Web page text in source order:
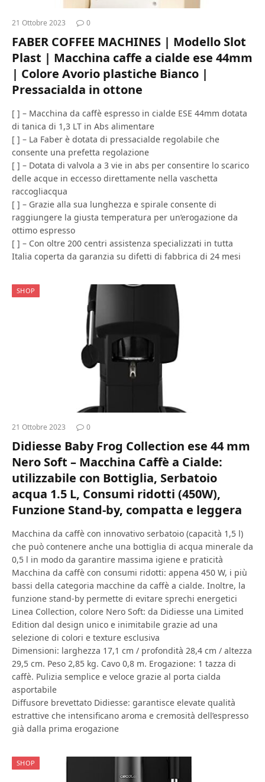
21 Ottobre 2023 0
FABER COFFEE MACHINES | Modello Slot
Plast | Macchina caffe a cialde ese 44mm
| Colore Avorio plastiche Bianco |
Pressacialda in ottone
[ ] – Macchina da caffè espresso in cialde ESE 44mm dotata
di tanica di 1,3 LT in Abs alimentare
[ ] – La Faber è dotata di pressacialde regolabile che
consente una prefetta regolazione
[ ] – Dotata di valvola a 3 vie in abs per consentire lo scarico
delle acque in eccesso direttamente nella vaschetta
raccogliacqua
[ ] – Grazie alla sua lunghezza e spirale consente di
raggiungere la giusta temperatura per un’erogazione da
ottimo espresso
[ ] – Con oltre 200 centri assistenza specializzati in tutta
Italia coperta da garanzia su difetti di fabbrica di 24 mesi
SHOP
21 Ottobre 2023 0
Didiesse Baby Frog Collection ese 44 mm
Nero Soft – Macchina Caffè a Cialde:
utilizzabile con Bottiglia, Serbatoio
acqua 1.5 L, Consumi ridotti (450W),
Funzione Stand-by, compatta e leggera
Macchina da caffè con innovativo serbatoio (capacità 1,5 l)
che può contenere anche una bottiglia di acqua minerale da
0,5 l in modo da garantire massima igiene e praticità
Macchina da caffè con consumi ridotti: appena 450 W, i più
bassi della categoria macchine da caffè a cialde. Inoltre, la
funzione stand-by permette di evitare sprechi energetici
Linea Collection, colore Nero Soft: da Didiesse una Limited
Edition dal design unico e inimitabile grazie ad una
selezione di colori e texture esclusiva
Dimensioni: larghezza 17,1 cm / profondità 28,4 cm / altezza
29,5 cm. Peso 2,85 kg. Cavo 0,8 m. Erogazione: 1 tazza di
caffè. Pulizia semplice e veloce grazie al porta cialda
asportabile
Diffusore brevettato Didiesse: garantisce elevate qualità
estrattive che intensificano aroma e cremosità dell’espresso
già dalla prima erogazione
SHOP